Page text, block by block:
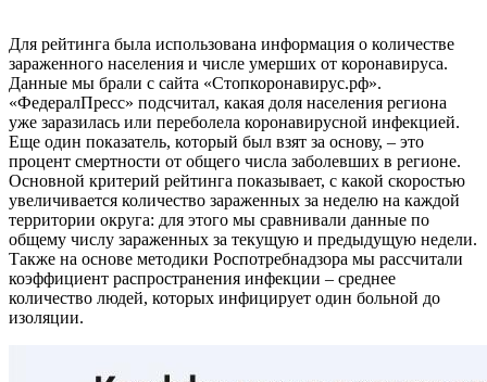
Для рейтинга была использована информация о количестве
зараженного населения и числе умерших от коронавируса.
Данные мы брали с сайта «Стопкоронавирус.рф».
«ФедералПресс» подсчитал, какая доля населения региона
уже заразилась или переболела коронавирусной инфекцией.
Еще один показатель, который был взят за основу, – это
процент смертности от общего числа заболевших в регионе.
Основной критерий рейтинга показывает, с какой скоростью
увеличивается количество зараженных за неделю на каждой
территории округа: для этого мы сравнивали данные по
общему числу зараженных за текущую и предыдущую недели.
Также на основе методики Роспотребнадзора мы рассчитали
коэффициент распространения инфекции – среднее
количество людей, которых инфицирует один больной до
изоляции.